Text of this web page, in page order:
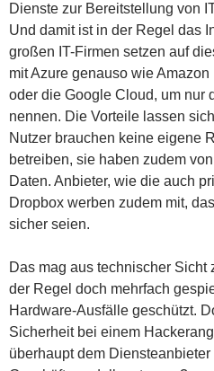
Dienste zur Bereitstellung von
Und damit ist in der Regel das
großen IT-Firmen setzen auf
mit Azure genauso wie
oder die Google Cloud, um nur
nennen. Die Vorteile lassen
Nutzer brauchen keine eigene
betreiben, sie haben zudem
Daten. Anbieter, wie die auch
Dropbox werben zudem mit,
sicher seien.
Das mag aus technischer
der Regel doch mehrfach
Hardware-Ausfälle geschützt.
Sicherheit bei einem
überhaupt dem